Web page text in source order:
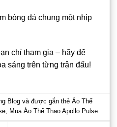
bóng đá chung một nhịp
chỉ tham gia – hãy để
sáng trên từng trận đấu!
Blogvà được gắn thẻ Áo Thể
, Mua Áo Thể Thao Apollo Pulse.